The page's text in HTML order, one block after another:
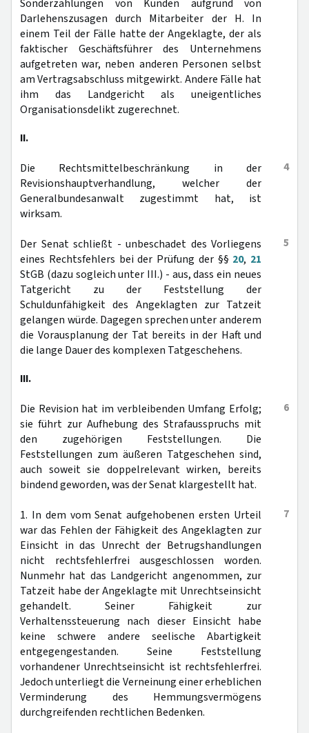
Sonderzahlungen von Kunden aufgrund von
Darlehenszusagen durch Mitarbeiter der H. In
einem Teil der Fälle hatte der Angeklagte, der als
faktischer Geschäftsführer des Unternehmens
aufgetreten war, neben anderen Personen selbst
am Vertragsabschluss mitgewirkt. Andere Fälle hat
ihm das Landgericht als uneigentliches
Organisationsdelikt zugerechnet.
II.
4
Die Rechtsmittelbeschränkung in der
Revisionshauptverhandlung, welcher der
Generalbundesanwalt zugestimmt hat, ist
wirksam.
5
Der Senat schließt - unbeschadet des Vorliegens
eines Rechtsfehlers bei der Prüfung der §§ 20, 21
StGB (dazu sogleich unter III.) - aus, dass ein neues
Tatgericht zu der Feststellung der
Schuldunfähigkeit des Angeklagten zur Tatzeit
gelangen würde. Dagegen sprechen unter anderem
die Vorausplanung der Tat bereits in der Haft und
die lange Dauer des komplexen Tatgeschehens.
III.
6
Die Revision hat im verbleibenden Umfang Erfolg;
sie führt zur Aufhebung des Strafausspruchs mit
den zugehörigen Feststellungen. Die
Feststellungen zum äußeren Tatgeschehen sind,
auch soweit sie doppelrelevant wirken, bereits
bindend geworden, was der Senat klargestellt hat.
7
1. In dem vom Senat aufgehobenen ersten Urteil
war das Fehlen der Fähigkeit des Angeklagten zur
Einsicht in das Unrecht der Betrugshandlungen
nicht rechtsfehlerfrei ausgeschlossen worden.
Nunmehr hat das Landgericht angenommen, zur
Tatzeit habe der Angeklagte mit Unrechtseinsicht
gehandelt. Seiner Fähigkeit zur
Verhaltenssteuerung nach dieser Einsicht habe
keine schwere andere seelische Abartigkeit
entgegengestanden. Seine Feststellung
vorhandener Unrechtseinsicht ist rechtsfehlerfrei.
Jedoch unterliegt die Verneinung einer erheblichen
Verminderung des Hemmungsvermögens
durchgreifenden rechtlichen Bedenken.